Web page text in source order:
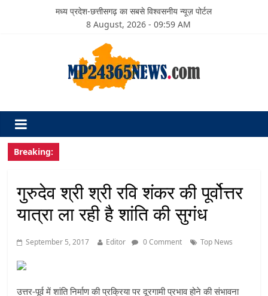
मध्य प्रदेश-छत्तीसगढ़ का सबसे विश्वसनीय न्यूज़ पोर्टल
8 August, 2026 - 09:59 AM
Breaking:
गुरुदेव श्री श्री रवि शंकर की पूर्वोत्तर
यात्रा ला रही है शांति की सुगंध
September 5, 2017 Editor 0 Comment Top News
उत्तर-पूर्व में शांति निर्माण की प्रक्रिया पर दूरगामी प्रभाव होने की संभावना